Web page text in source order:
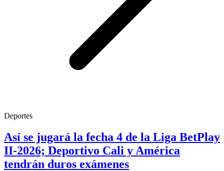
Deportes
Así se jugará la fecha 4 de la Liga BetPlay
II-2026; Deportivo Cali y América
tendrán duros exámenes